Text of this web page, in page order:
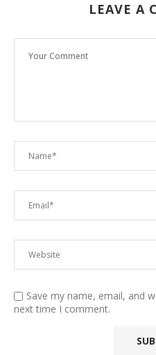
LEAVE A
Save my name, email, and
next time I comment.